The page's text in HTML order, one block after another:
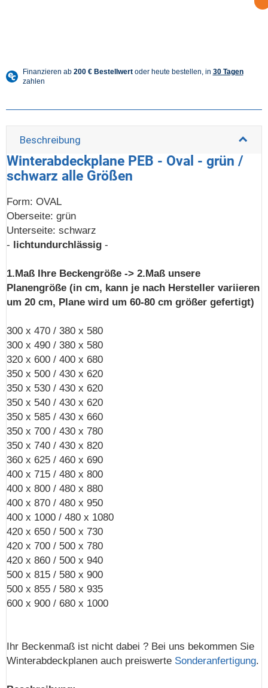
Beschreibung
Winterabdeckplane PEB - Oval - grün /
schwarz alle Größen
Form: OVAL
Oberseite: grün
Unterseite: schwarz
- lichtundurchlässig -
1.Maß Ihre Beckengröße -> 2.Maß unsere
Planengröße (in cm, kann je nach Hersteller variieren
um 20 cm, Plane wird um 60-80 cm größer gefertigt)
300 x 470 / 380 x 580
300 x 490 / 380 x 580
320 x 600 / 400 x 680
350 x 500 / 430 x 620
350 x 530 / 430 x 620
350 x 540 / 430 x 620
350 x 585 / 430 x 660
350 x 700 / 430 x 780
350 x 740 / 430 x 820
360 x 625 / 460 x 690
400 x 715 / 480 x 800
400 x 800 / 480 x 880
400 x 870 / 480 x 950
400 x 1000 / 480 x 1080
420 x 650 / 500 x 730
420 x 700 / 500 x 780
420 x 860 / 500 x 940
500 x 815 / 580 x 900
500 x 855 / 580 x 935
600 x 900 / 680 x 1000
Ihr Beckenmaß ist nicht dabei ? Bei uns bekommen Sie
Winterabdeckplanen auch preiswerte Sonderanfertigung.